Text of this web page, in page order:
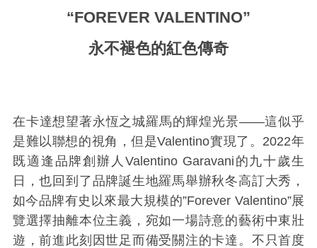
“FOREVER VALENTINO”
永不褪色的紅色傳奇
在卡達想望著永恆之城羅馬的輝煌光景——這似乎
是難以聯想的視角，但是Valentino實現了。2022年
既適逢品牌創辦人Valentino Garavani的九十歲生
日，也回到了品牌誕生地羅馬舉辦秋冬高訂大秀，
如今品牌有史以來最大規模的”Forever Valentino”展
覽選擇抽離本位主義，宛如一場詩意的藝術中東壯
遊，前進此刻因世足而備受關注的卡達。不只首度